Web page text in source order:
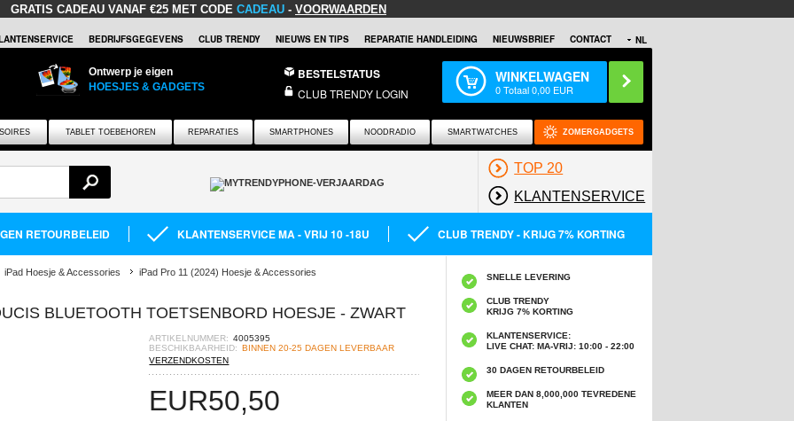
GRATIS CADEAU VANAF €25 MET CODE CADEAU - VOORWAARDEN
NL
BEDRIJFSGEGEVENS CLUB TRENDY NIEUWS EN TIPS REPARATIE HANDLEIDING NIEUWSBRIEF CONTACT
Ontwerp je eigen
HOESJES & GADGETS
BESTELSTATUS
CLUB TRENDY LOGIN
WINKELWAGEN
0Totaal0,00 EUR
TABLET TOEBEHOREN REPARATIES SMARTPHONES NOODRADIO SMARTWATCHES ZOMERGADGETS
TOP 20
KLANTENSERVICE
RETOURBELEID KLANTENSERVICE MA - VRIJ 10 -18U CLUB TRENDY - KRIJG 7% KORTING
iPad Hoesje & Accessories iPad Pro 11 (2024) Hoesje & Accessories
BLUETOOTH TOETSENBORD HOESJE - ZWART
ARTIKELNUMMER: 4005395
BESCHIKBAARHEID: BINNEN 20-25 DAGEN LEVERBAAR
VERZENDKOSTEN
EUR50,50
SNELLE LEVERING
CLUB TRENDY
KRIJG 7% KORTING
KLANTENSERVICE:
LIVE CHAT: MA-VRIJ: 10:00 - 22:00
30 DAGEN RETOURBELEID
MEER DAN 8,000,000 TEVREDENE
KLANTEN